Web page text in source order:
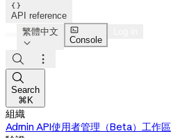

API reference
繁體中文


Console



Search
⌘K
組織
Admin API使用者管理（Beta） 工作區